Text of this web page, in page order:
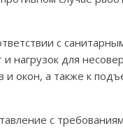
с
нагрузок для
и окон, а также к
с